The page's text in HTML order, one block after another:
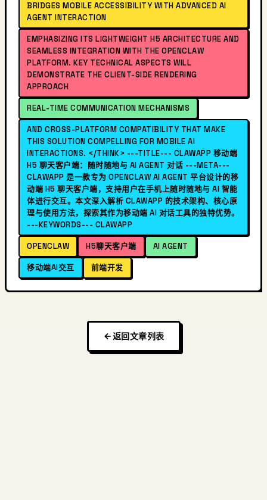
BRIDGES MOBILE ACCESSIBILITY WITH ADVANCED AI
AGENT INTERACTION
EMPHASIZING ITS LIGHTWEIGHT H5 ARCHITECTURE AND
SEAMLESS INTEGRATION WITH THE OPENCLAW
PLATFORM. KEY TECHNICAL ASPECTS WILL
DEMONSTRATE THE CLIENT-SIDE RENDERING
APPROACH
REAL-TIME COMMUNICATION MECHANISMS
AND CROSS-PLATFORM COMPATIBILITY THAT MAKE
THIS SOLUTION COMPELLING FOR MOBILE AI
INTERACTIONS. </THINK> ---TITLE--- CLAWAPP 移动端
H5 聊天客户端：随时随地与 AI AGENT 对话 ---META---
CLAWAPP 是一款专为 OPENCLAW AI AGENT 平台设计的移
动端 H5 聊天客户端，支持用户在手机上随时随地与 AI 智能
体进行交互。本文深入解析 CLAWAPP 的技术架构、核心原
理与使用方法，探索其作为移动端 AI 对话工具的独特优势。
---KEYWORDS--- CLAWAPP
OPENCLAW H5聊天客户端 AI AGENT
移动端AI交互 前端开发
返回文章列表